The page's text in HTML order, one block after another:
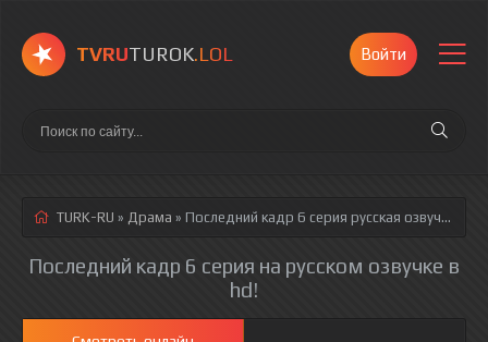
TVRUTUROK.LOL Войти
TURK-RU » Драма » Последний кадр 6 серия русская озвучка полностью смотреть онлайн!
Последний кадр 6 серия на русском озвучке в
hd!